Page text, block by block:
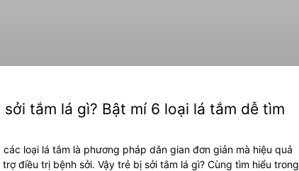
sởi tắm lá gì? Bật mí 6 loại lá tắm dễ tìm
các loại lá tắm là phương pháp dân gian đơn giản mà hiệu quả
điều trị bệnh sởi. Vậy trẻ bị sởi tắm lá gì? Cùng tìm hiểu trong